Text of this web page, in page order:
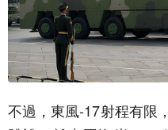
不過，東風-17射程有限